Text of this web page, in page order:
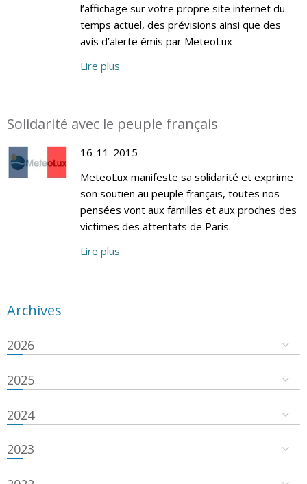
l’affichage sur votre propre site internet du
temps actuel, des prévisions ainsi que des
avis d’alerte émis par MeteoLux
Lire plus
Solidarité avec le peuple français
16-11-2015
MeteoLux manifeste sa solidarité et exprime
son soutien au peuple français, toutes nos
pensées vont aux familles et aux proches des
victimes des attentats de Paris.
Lire plus
Archives
2026
2025
2024
2023